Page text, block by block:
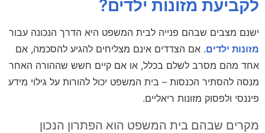
לקביעת מזונות ילדים?
ישנם מצבים שבהם פנייה לבית המשפט היא הדרך הנכונה עבור
מזונות ילדים. אם הצדדים אינם מצליחים להגיע להסכמה, אם
אחד מהם מסרב לשלם בכלל, או אם קיים חשש שההורה האחר
מנסה להסתיר הכנסות – בית המשפט יכול להורות על גילוי מידע
פיננסי ולפסוק מזונות ריאליים.
מקרים שבהם בית המשפט הוא הפתרון הנכון